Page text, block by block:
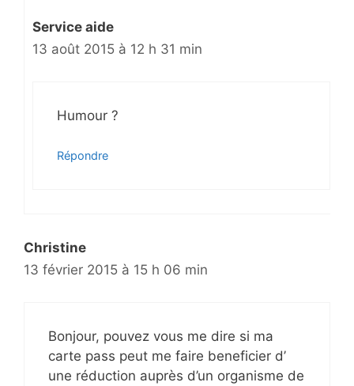
Service aide
13 août 2015 à 12 h 31 min
Humour ?
Répondre
Christine
13 février 2015 à 15 h 06 min
Bonjour, pouvez vous me dire si ma
carte pass peut me faire beneficier d’
une réduction auprès d’un organisme de